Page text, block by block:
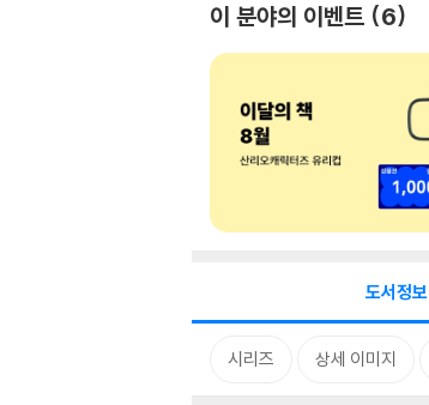
이 분야의 이벤트 6
도서정보
시리즈 상세 이미지